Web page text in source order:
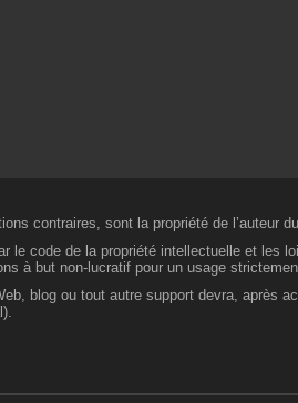
contraires, sont la propriété de l’auteur
le code de la propriété intellectuelle et les
à but non-lucratif pour un usage
blog ou tout autre support devra, après